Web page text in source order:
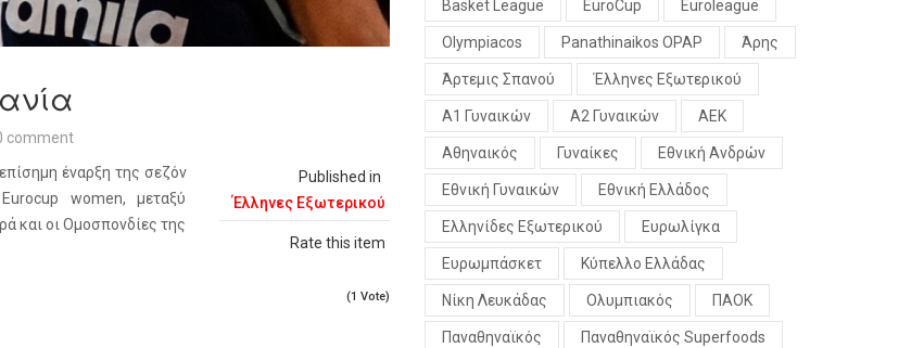
comment
Published in
Έλληνες Εξωτερικού
Rate this item
(1 Vote)
έναρξη της σεζόν
women, μεταξύ
και οι Ομοσπονδίες της
Basket League EuroCup Euroleague
Olympiacos Panathinaikos OPAP Άρης
Άρτεμις Σπανού Έλληνες Εξωτερικού
Α1 Γυναικών Α2 Γυναικών ΑΕΚ
Αθηναικός Γυναίκες Εθνική Ανδρών
Εθνική Γυναικών Εθνική Ελλάδος
Ελληνίδες Εξωτερικού Ευρωλίγκα
Ευρωμπάσκετ Κύπελλο Ελλάδας
Νίκη Λευκάδας Ολυμπιακός ΠΑΟΚ
Παναθηναϊκός Παναθηναϊκός Superfoods